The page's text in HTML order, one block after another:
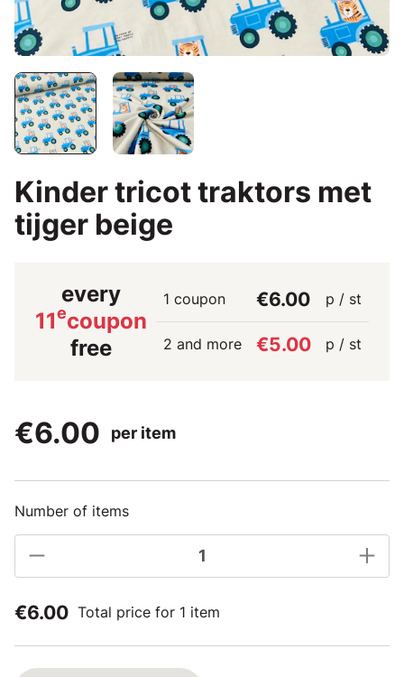
Kinder tricot traktors met
tijger beige
every
11ecoupon
free
1 coupon €6.00 p / st
2 and more €5.00 p / st
€6.00 per item
Number of items
€6.00 Total price for 1 item